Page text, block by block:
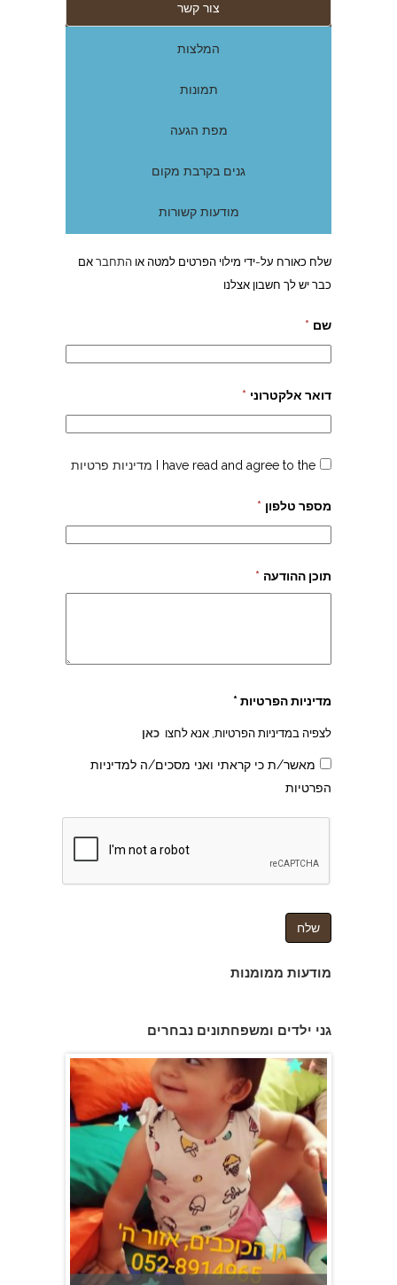
צור קשר
המלצות
תמונות
מפת הגעה
גנים בקרבת מקום
מודעות קשורות
שלח כאורח על-ידי מילוי הפרטים למטה או התחבראם
כבר יש לך חשבון אצלנו
שם *
דואר אלקטרוני *
I have read and agree to the מדיניות פרטיות
מספר טלפון *
תוכן ההודעה *
מדיניות הפרטיות *
לצפיה במדיניות הפרטיות, אנא לחצו כאן
מאשר/ת כי קראתי ואני מסכים/ה למדיניות
הפרטיות
מודעות ממומנות
גני ילדים ומשפחתונים נבחרים
גן הכוכבים באשדוד - גן ילדים וצהרון
משפחתון ופעוטון ילנה במערב ראשון לציון